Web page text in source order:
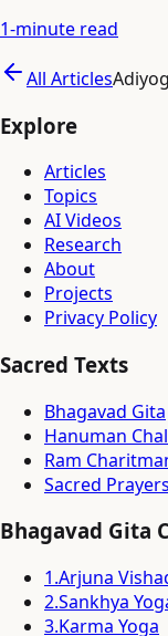
1-minute read
All Articles
Explore
Articles
Topics
AI Videos
Research
About
Projects
Privacy Policy
Sacred Texts
Bhagavad Gita
Hanuman
Ram
Sacred Prayers
Bhagavad Gita
1.Arjuna
2.Sankhya
3.Karma Yoga